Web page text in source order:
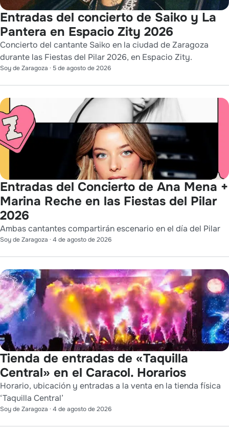
Entradas del concierto de Saiko y La
Pantera en Espacio Zity 2026
Concierto del cantante Saiko en la ciudad de Zaragoza
durante las Fiestas del Pilar 2026, en Espacio Zity.
Soy de Zaragoza · 5 de agosto de 2026
Entradas del Concierto de Ana Mena +
Marina Reche en las Fiestas del Pilar
2026
Ambas cantantes compartirán escenario en el día del Pilar
Soy de Zaragoza · 4 de agosto de 2026
Tienda de entradas de «Taquilla
Central» en el Caracol. Horarios
Horario, ubicación y entradas a la venta en la tienda física
‘Taquilla Central’
Soy de Zaragoza · 4 de agosto de 2026